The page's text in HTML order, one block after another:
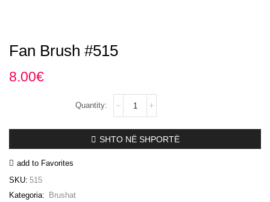
Fan Brush #515
8.00€
sasia
SHTO NË SHPORTË
add to Favorites
SKU: 515
Kategoria:
Brushat